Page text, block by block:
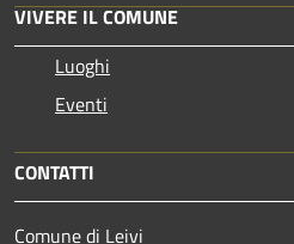
VIVERE IL COMUNE
Luoghi
Eventi
CONTATTI
Comune di Leivi